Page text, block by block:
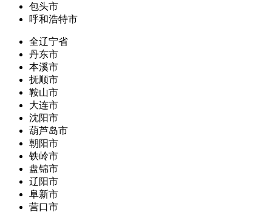
包头市
呼和浩特市
全辽宁省
丹东市
本溪市
抚顺市
鞍山市
大连市
沈阳市
葫芦岛市
朝阳市
铁岭市
盘锦市
辽阳市
阜新市
营口市